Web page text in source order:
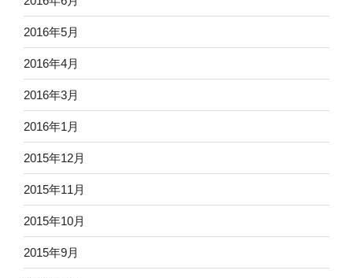
2016年5月
2016年4月
2016年3月
2016年1月
2015年12月
2015年11月
2015年10月
2015年9月